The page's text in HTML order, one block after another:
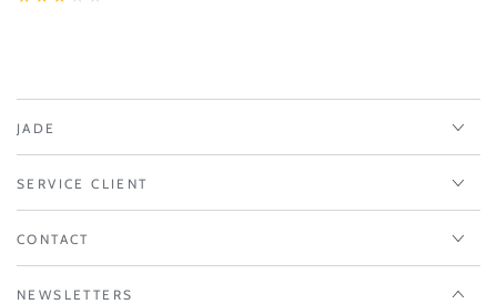
JADE
SERVICE CLIENT
CONTACT
NEWSLETTERS